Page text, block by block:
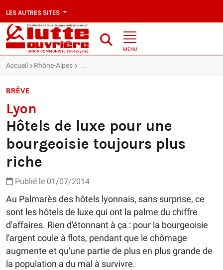
LES AUTRES SITES
MENU
Accueil Rhône-Alpes Lyon : Hôtels de luxe pour une bourgeoisie
BRÈVE
Lyon
Hôtels de luxe pour une
bourgeoisie toujours plus
riche
Publié le 01/07/2014
Au Palmarès des hôtels lyonnais, sans surprise, ce
sont les hôtels de luxe qui ont la palme du chiffre
d'affaires. Rien d'étonnant à ça : pour la bourgeoisie
l'argent coule à flots, pendant que le chômage
augmente et qu'une partie de plus en plus grande de
la population a du mal à survivre.